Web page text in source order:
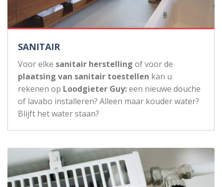
SANITAIR
Voor elke sanitair herstelling of voor de
plaatsing van sanitair toestellen kan u
rekenen op Loodgieter Guy:een nieuwe douche
of lavabo installeren? Alleen maar kouder water?
Blijft het water staan?